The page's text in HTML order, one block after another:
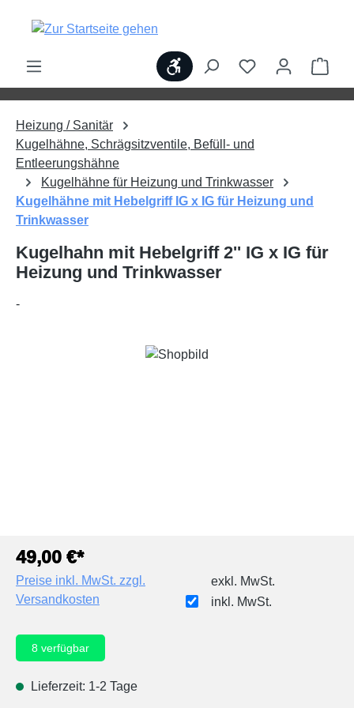
springen
Werkzeugleiste anzeigen
Heizung / Sanitär
Kugelhähne, Schrägsitzventile, Befüll- und
Entleerungshähne
Kugelhähne für Heizung und Trinkwasser
Kugelhähne mit Hebelgriff IG x IG für Heizung und
Trinkwasser
Kugelhahn mit Hebelgriff 2'' IG x IG für
Heizung und Trinkwasser
-
Bildergalerie überspringen
49,00 €*
Preise inkl. MwSt. zzgl.
Versandkosten
exkl. MwSt.
inkl. MwSt.
8 verfügbar
Lieferzeit: 1-2 Tage